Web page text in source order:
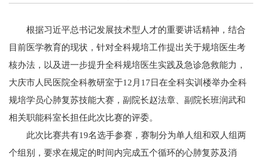
根据习近平总书记发展技术型人才的重要讲话精神，结合
目前医学教育的现状，针对全科规培工作提出关于规培医生考
核办法，以及进一步提升全科规培医生实践及急诊急救能力，
大庆市人民医院全科教研室于12月17日在全科实训楼举办全科
规培学员心肺复苏技能大赛，副院长赵法章、副院长班润武和
相关职能科室长担任此次比赛的评委。
此次比赛共有19名选手参赛，赛制分为单人组和双人组两
个组别，要求在规定的时间内完成五个循环的心肺复苏及消